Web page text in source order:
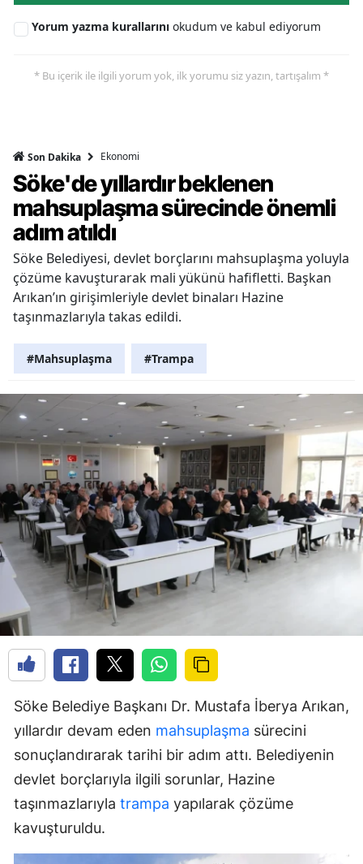
Yorum yazma kurallarını okudum ve kabul ediyorum
* Bu içerik ile ilgili yorum yok, ilk yorumu siz yazın, tartışalım *
Son Dakika Ekonomi
Söke'de yıllardır beklenen
mahsuplaşma sürecinde önemli
adım atıldı
Söke Belediyesi, devlet borçlarını mahsuplaşma yoluyla
çözüme kavuşturarak mali yükünü hafifletti. Başkan
Arıkan’ın girişimleriyle devlet binaları Hazine
taşınmazlarıyla takas edildi.
#Mahsuplaşma #Trampa
Söke Belediye Başkanı Dr. Mustafa İberya Arıkan,
yıllardır devam eden mahsuplaşma sürecini
sonuçlandırarak tarihi bir adım attı. Belediyenin
devlet borçlarıyla ilgili sorunlar, Hazine
taşınmazlarıyla trampa yapılarak çözüme
kavuşturuldu.